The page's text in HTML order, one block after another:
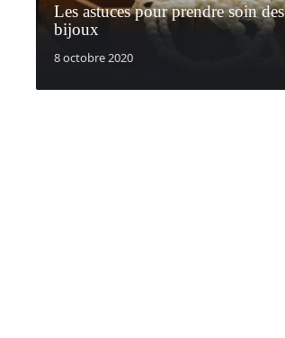
Les astuces pour prendre soin des
bijoux
8 octobre 2020